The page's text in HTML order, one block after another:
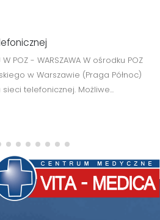
W POZ - WARSZAWA W ośrodku POZ
w Warszawie (Praga Północ)
telefonicznej. Możliwe...